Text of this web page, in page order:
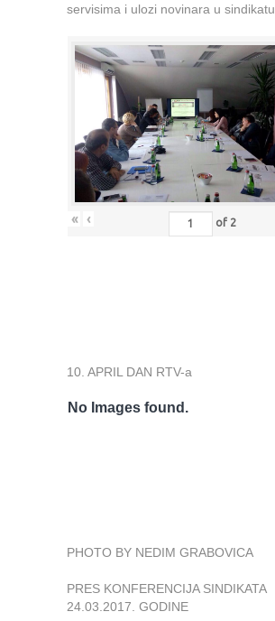
servisima i ulozi novinara u sindikatu
« ‹ of 2
10. APRIL DAN RTV-a
No Images found.
PHOTO BY NEDIM GRABOVICA
PRES KONFERENCIJA SINDIKATA
24.03.2017. GODINE